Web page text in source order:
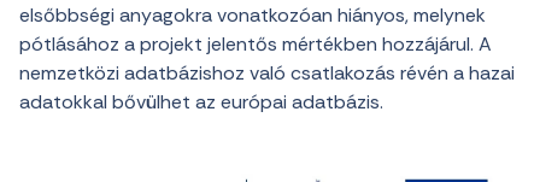
elsőbbségi anyagokra vonatkozóan hiányos, melynek
pótlásához a projekt jelentős mértékben hozzájárul. A
nemzetközi adatbázishoz való csatlakozás révén a hazai
adatokkal bővülhet az európai adatbázis.